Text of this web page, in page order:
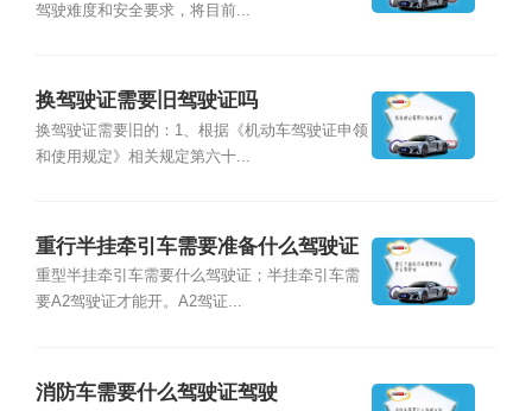
驾驶难度和安全要求，将目前...
换驾驶证需要旧驾驶证吗
换驾驶证需要旧的：1、根据《机动车驾驶证申领
和使用规定》相关规定第六十...
重行半挂牵引车需要准备什么驾驶证
重型半挂牵引车需要什么驾驶证；半挂牵引车需
要A2驾驶证才能开。A2驾证...
消防车需要什么驾驶证驾驶